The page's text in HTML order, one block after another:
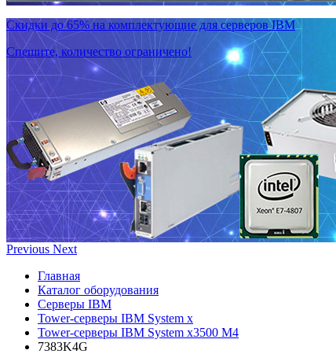
Скидки до 65% на комплектующие для серверов IBM
Спешите, количество ограничено!
Previous Next
Главная
Каталог оборудования
Серверы IBM
Tower-серверы IBM System x
Tower-серверы IBM System x3500 M4
7383K4G